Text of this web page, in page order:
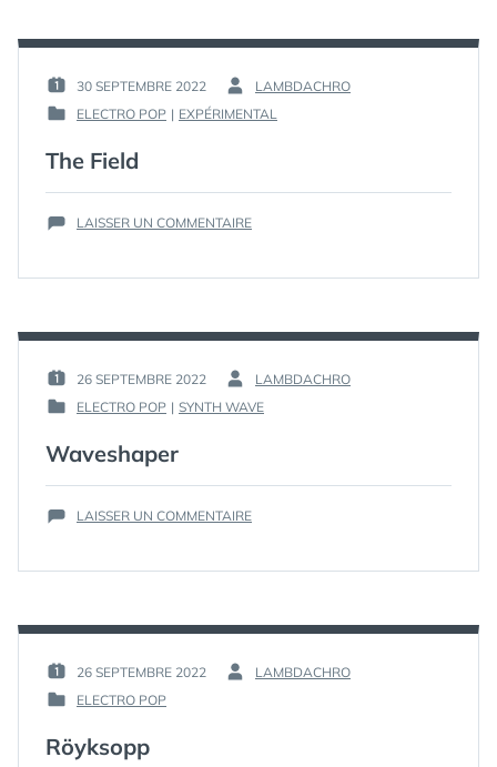
PUBLIÉ
LE :
30 SEPTEMBRE 2022
PAR :
LAMBDACHRO
PUBLIÉ
ELECTRO POP | EXPÉRIMENTAL
The Field
LAISSER UN COMMENTAIRESUR
PUBLIÉ
LE :
26 SEPTEMBRE 2022
PAR :
LAMBDACHRO
PUBLIÉ
ELECTRO POP | SYNTH WAVE
Waveshaper
LAISSER UN COMMENTAIRESUR
PUBLIÉ
LE :
26 SEPTEMBRE 2022
PAR :
LAMBDACHRO
PUBLIÉ
ELECTRO POP
Röyksopp